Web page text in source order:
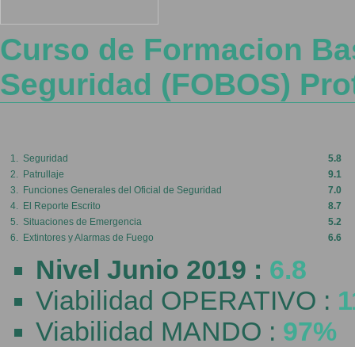
Curso de Formacion
Seguridad (FOBOS)
1. Seguridad
5.8
2. Patrullaje
9.1
3. Funciones Generales del Oficial de Seguridad
7.0
4. El Reporte Escrito
8.7
5. Situaciones de Emergencia
5.2
6. Extintores y Alarmas de Fuego
6.6
Nivel Junio 2019 : 6.8
Viabilidad OPERATIVO :
Viabilidad MANDO : 97%